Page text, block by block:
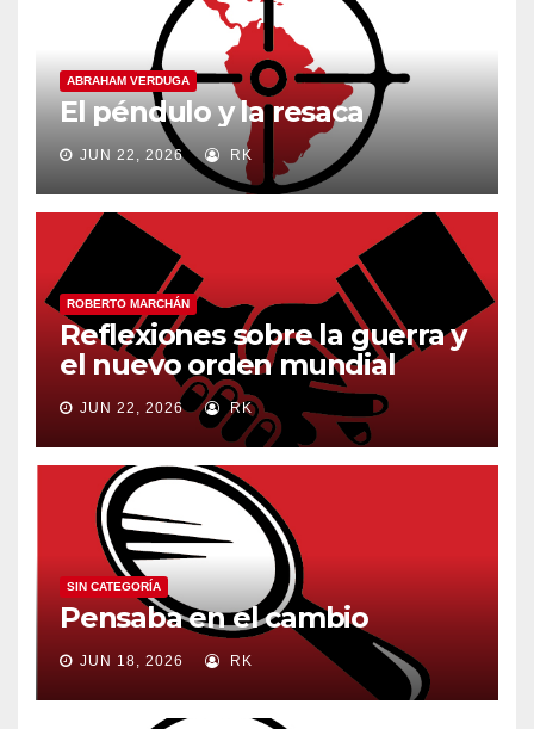
ABRAHAM VERDUGA
El péndulo y la resaca
JUN 22, 2026 RK
ROBERTO MARCHÁN
Reflexiones sobre la guerra y
el nuevo orden mundial
JUN 22, 2026 RK
SIN CATEGORÍA
Pensaba en el cambio
JUN 18, 2026 RK